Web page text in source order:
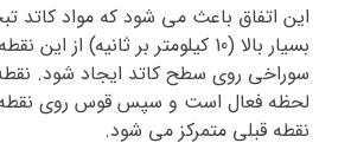
این اتفاق باعث می شود که مواد کاتد
بسیار بالا (10 کیلومتر بر ثانیه) از
سوراخی روی سطح کاتد ایجاد شود.
لحظه فعال است و سپس قوس روی
نقطه قبلی متمرکز می شود.